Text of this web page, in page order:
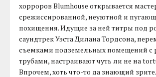
хорроров Blumhouse открывается
срежиссированной, неуютной и
похищения. Идущие за ней титры под
саундтрек Уэста Дилана Тордсона,
съемками подземельных помещений
трубами, настраивают чуть ли не на
Впрочем, хоть что-то да знающий